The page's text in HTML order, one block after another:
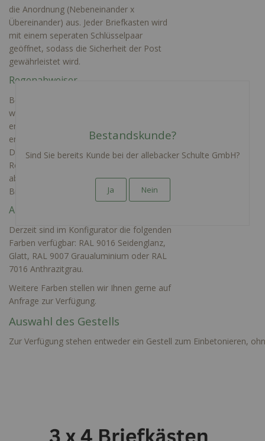
die Anordnung (Nebeneinander x
Übereinander) aus. Jeder Briefkasten wird
mit einem seperaten Schlüsselpaar
geöffnet, sodass die Sicherheit der Post
gewährleistet wird.
Regenabweiser
Bei freistehenden Anlagen, insbesondere
wenn diese ungeschützt im freien und
entfernt von Hauswänden stehen,
empfehlen wir einen Regenabweiser.
Dieser eignet sich insbesondere dafür
Regenwasser von der Anlage gezielt
abzuleiten und so den Korpus sowie die
Briefkästen zu schützen.
Auswahl der Farben
Derzeit sind im Konfigurator die folgenden
Farben verfügbar: RAL 9016 Seidenglanz,
Glatt, RAL 9007 Graualuminium oder RAL
7016 Anthrazitgrau.
Weitere Farben stellen wir Ihnen gerne auf
Anfrage zur Verfügung.
Auswahl des Gestells
Zur Verfügung stehen entweder ein Gestell zum Einbetonieren,
Bestandskunde?
Sind Sie bereits Kunde bei der allebacker Schulte GmbH?
Ja Nein